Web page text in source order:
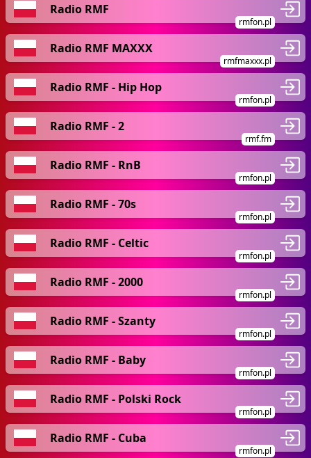
Radio RMF
rmfon.pl
Radio RMF MAXXX
rmfmaxxx.pl
Radio RMF - Hip Hop
rmfon.pl
Radio RMF - 2
rmf.fm
Radio RMF - RnB
rmfon.pl
Radio RMF - 70s
rmfon.pl
Radio RMF - Celtic
rmfon.pl
Radio RMF - 2000
rmfon.pl
Radio RMF - Szanty
rmfon.pl
Radio RMF - Baby
rmfon.pl
Radio RMF - Polski Rock
rmfon.pl
Radio RMF - Cuba
rmfon.pl